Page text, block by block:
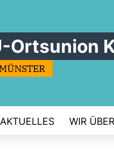
Ortsunion
AKTUELLES WIR